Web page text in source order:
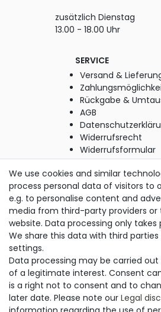
zusätzlich Dienstag
13.00 - 18.00 Uhr
SERVICE
Versand &
Rückgabe &
AGB
Widerrufsrecht
Widerrufsformular
Impressum
© Copyright M. Thielemann
vorbehalten.
alle Preise
We use cookies and similar
process personal data of visitors to
e.g. to personalise content and
media from third-party providers or
website. Data processing only
We share this data with third
settings.
Data processing may be carried
of a legitimate interest. Consent
is a right not to consent and to
later date. Please note our Legal